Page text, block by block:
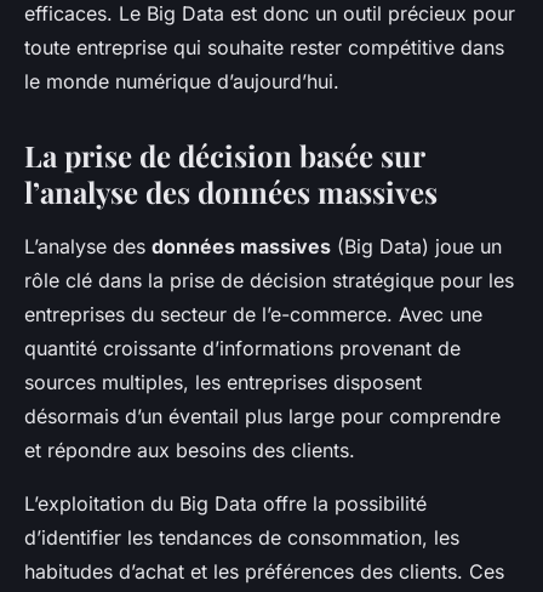
efficaces. Le Big Data est donc un outil précieux pour
toute entreprise qui souhaite rester compétitive dans
le monde numérique d’aujourd’hui.
La prise de décision basée sur
l’analyse des données massives
L’analyse des données massives (Big Data) joue un
rôle clé dans la prise de décision stratégique pour les
entreprises du secteur de l’e-commerce. Avec une
quantité croissante d’informations provenant de
sources multiples, les entreprises disposent
désormais d’un éventail plus large pour comprendre
et répondre aux besoins des clients.
L’exploitation du Big Data offre la possibilité
d’identifier les tendances de consommation, les
habitudes d’achat et les préférences des clients. Ces